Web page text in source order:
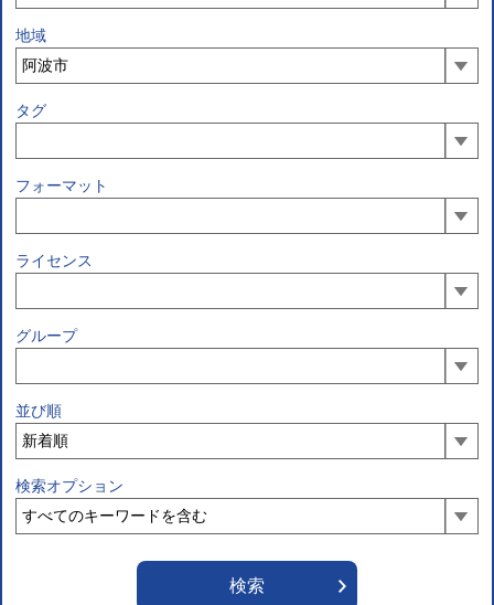
地域
タグ
フォーマット
ライセンス
グループ
並び順
検索オプション